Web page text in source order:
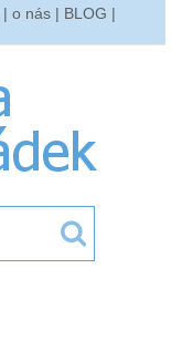
| o nás | BLOG |